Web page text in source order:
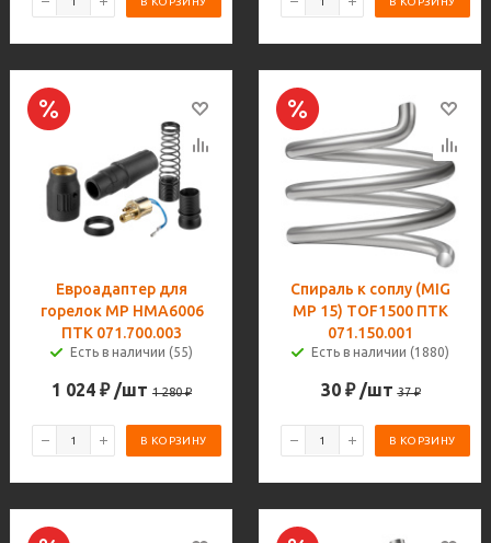
Евроадаптер для
горелок MP HMA6006
ПТК 071.700.003
Есть в наличии (55)
1 024 ₽ /шт 1 280₽
В КОРЗИНУ
Спираль к соплу (MIG
MP 15) TOF1500 ПТК
071.150.001
Есть в наличии (1880)
30₽ /шт 37₽
В КОРЗИНУ